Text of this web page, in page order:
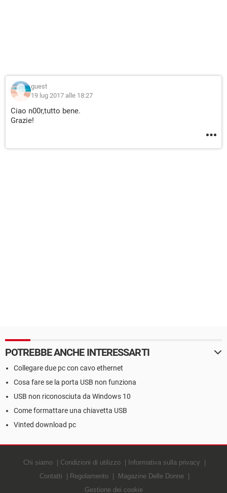
guest
19 lug 2017 alle 18:27
Ciao n00r,tutto bene.
Grazie!
POTREBBE ANCHE INTERESSARTI
Collegare due pc con cavo ethernet
Cosa fare se la porta USB non funziona
USB non riconosciuta da Windows 10
Come formattare una chiavetta USB
Vinted download pc
Chi siamo Condizioni di utilizzo
Informativa sulla privacy
Contatti
Regolamento
Magazine Delle Donne
Gestione dei cookie